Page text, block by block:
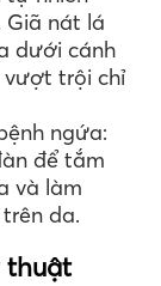
Giã nát lá
dưới cánh
vượt trội chỉ
ngứa:
để tắm
và làm
da.
thuật